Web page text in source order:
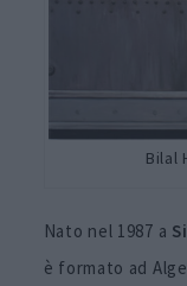
Bilal
Nato nel 1987 a
è formato ad